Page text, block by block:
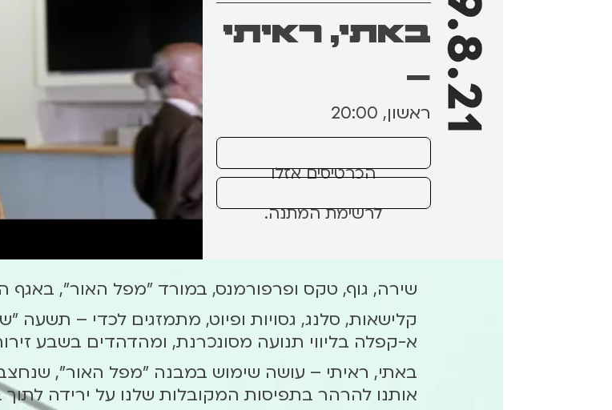
באתי, ראיתי
–
ראשון, 20:00
הכרטיסים אזלו
לרשימת המתנה.
שירה, גוף, טקס ופרפורמנס, במורד "מפל האור", באגף
קלישאות, סלנג, גסויות ופיוט, מתמזגים לכדי – תשעה
א-קפלה בליווי תנועה מסונכרנת, ומהדהדים בשבע
באתי, ראיתי – עושה שימוש במבנה "מפל האור",
אותנו להרהר בתפיסות המקובלות שלנו על ירידה לתוך